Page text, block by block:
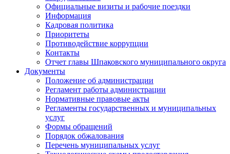
Официальные визиты и рабочие поездки
Информация
Кадровая политика
Приоритеты
Противодействие коррупции
Контакты
Отчет главы Шпаковского муниципального округа
Документы
Положение об администрации
Регламент работы администрации
Нормативные правовые акты
Регламенты государственных и муниципальных
услуг
Формы обращений
Порядок обжалования
Перечень муниципальных услуг